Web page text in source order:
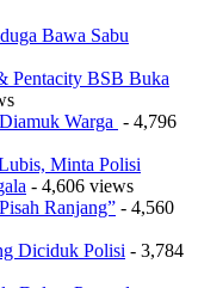
Bawa Sabu
Pentacity BSB Buka
Warga - 4,796
Minta Polisi
- 4,606 views
Ranjang” - 4,560
Diciduk Polisi - 3,784